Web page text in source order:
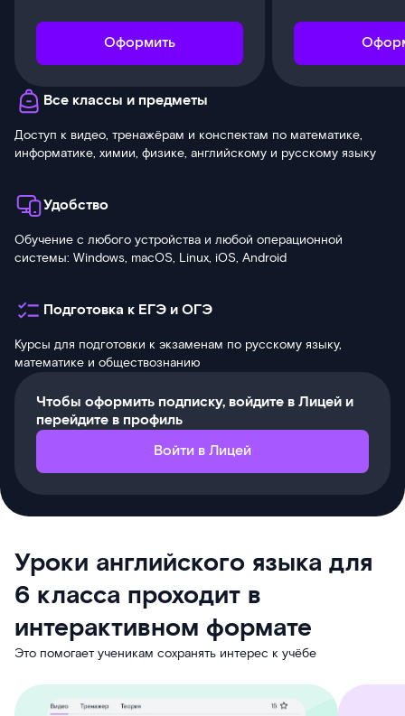
Все классы и предметы
Доступ к видео, тренажёрам и конспектам по математике,
информатике, химии, физике, английскому и русскому языку
Удобство
Обучение с любого устройства и любой операционной
системы: Windows, macOS, Linux, iOS, Android
Подготовка к ЕГЭ и ОГЭ
Курсы для подготовки к экзаменам по русскому языку,
математике и обществознанию
Оформить
Чтобы оформить подписку, войдите в Лицей и
перейдите в профиль
Войти в Лицей
Уроки английского языка для
6 класса проходит в
интерактивном формате
Это помогает ученикам сохранять интерес к учёбе